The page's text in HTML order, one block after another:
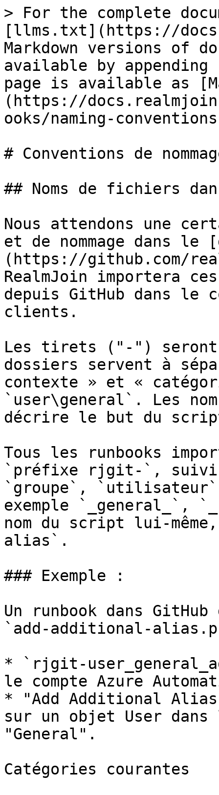
> For the complete
[llms.txt](https://
Markdown versions of
available by
page is available as
(https://
ooks/naming-
# Conventions de
## Noms de fichiers
Nous attendons une
et de nommage dans le
(https://github.com/
RealmJoin importera
depuis GitHub dans le
clients.
Les tirets ("-") seront
dossiers servent à
contexte » et «
`user\general`. Les
décrire le but du
Tous les runbooks
`préfixe rjgit-`, suivi
`groupe`,
exemple `_general_`,
nom du script lui-
alias`.
### Exemple :
Un runbook dans
`add-additional-
* `rjgit-
le compte Azure
* "Add Additional
sur un objet User
"General".
Catégories courantes